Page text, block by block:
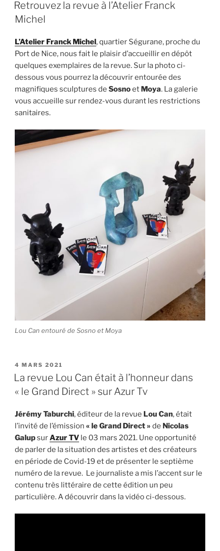
Retrouvez la revue à l’Atelier Franck
Michel
L’Atelier Franck Michel, quartier Ségurane, proche du
Port de Nice, nous fait le plaisir d’accueillir en dépôt
quelques exemplaires de la revue. Sur la photo ci-
dessous vous pourrez la découvrir entourée des
magnifiques sculptures de Sosnoet Moya. La galerie
vous accueille sur rendez-vous durant les restrictions
sanitaires.
Lou Can entouré de Sosno et Moya
PUBLIÉ
LE
4 MARS 2021
La revue Lou Can était à l’honneur dans
« le Grand Direct » sur Azur Tv
Jérémy Taburchi, éditeur de la revue Lou Can, était
l’invité de l’émission « le Grand Direct » de Nicolas
GalupsurAzur TV le 03 mars 2021. Une opportunité
de parler de la situation des artistes et des créateurs
en période de Covid-19 et de présenter le septième
numéro de la revue. Le journaliste a mis l’accent sur le
contenu très littéraire de cette édition un peu
particulière. A découvrir dans la vidéo ci-dessous.